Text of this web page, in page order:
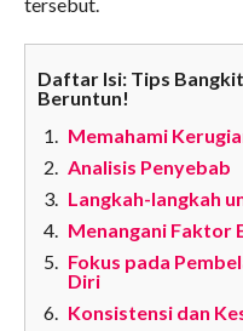
Daftar Isi: Tips
Beruntun!
Memahami
Analisis Penyebab
Langkah-langkah
Menangani Faktor
Fokus pada
Diri
Konsistensi dan